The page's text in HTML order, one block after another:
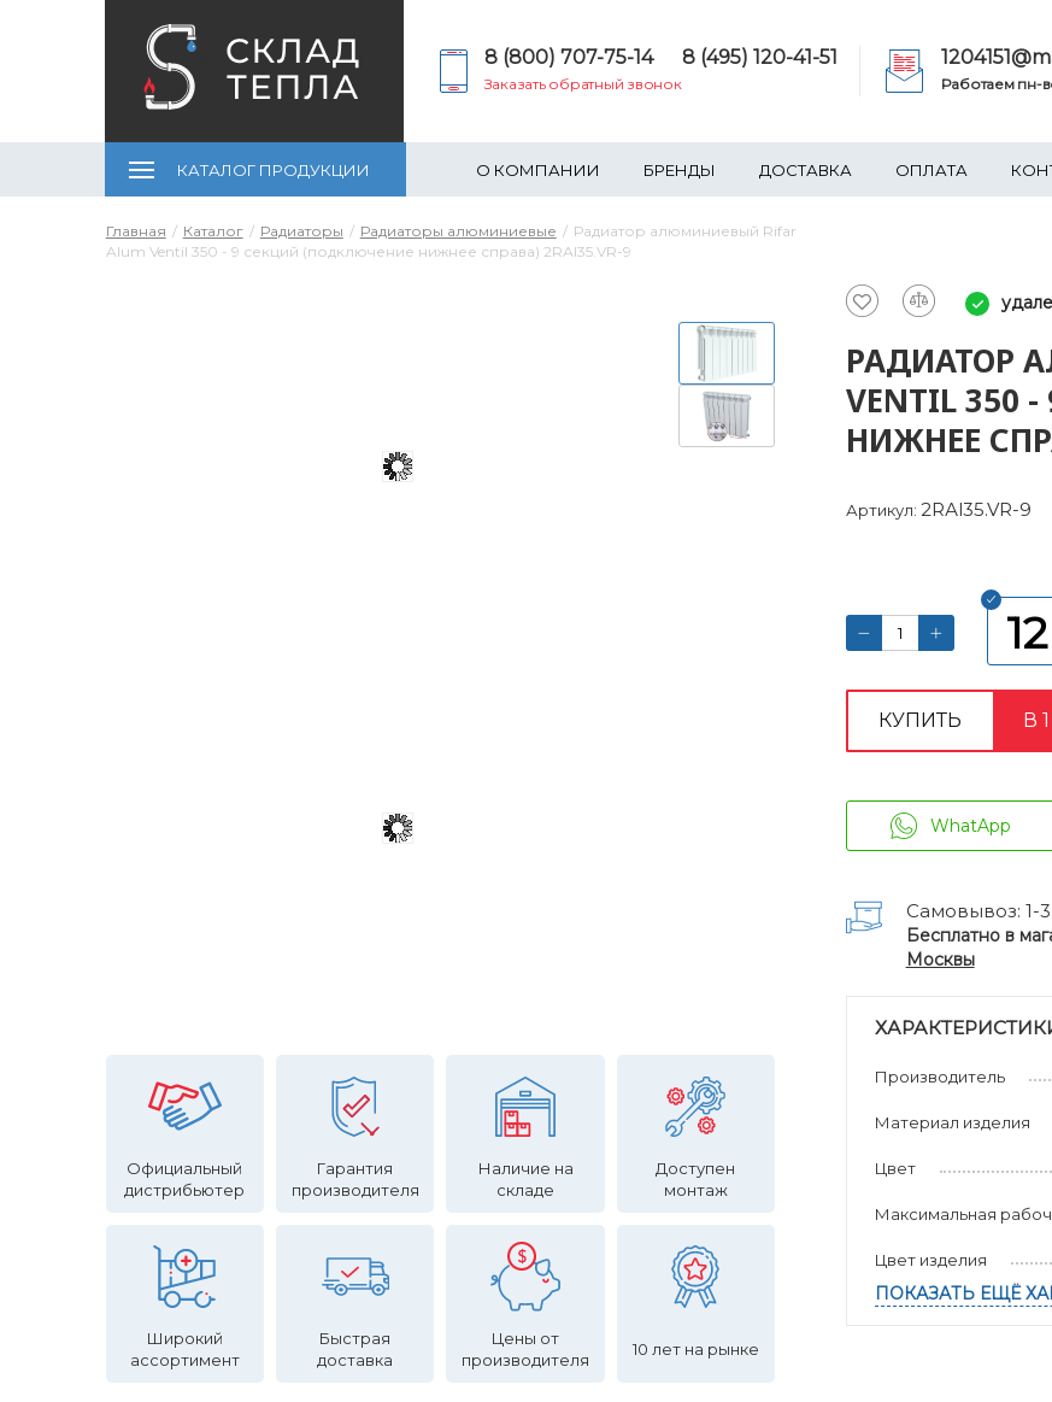
8 (800) 707-75-14 8 (495) 120-41-51
Заказать обратный звонок Работаем пн-
КАТАЛОГ ПРОДУКЦИИ О КОМПАНИИ БРЕНДЫ ДОСТАВКА ОПЛАТА
Главная Каталог Радиаторы Радиаторы алюминиевые
Радиатор алюминиевый Rifar
Alum Ventil 350 - 9 секций (подключение нижнее справа) 2RАl35.VR-9
Официальный
дистрибьютер
Гарантия
производителя
Наличие на
складе
Доступен
монтаж
Широкий
ассортимент
Быстрая
доставка
Цены от
производителя
10 лет на рынке
РАДИАТОР
VENTIL
НИЖНЕЕ
Артикул: 2RАl35.VR-9
КУПИТЬ В
WhatApp
Самовывоз: 1-
Бесплатно в
Москвы
Производитель
Материал изделия
Цвет
Максимальная
Цвет изделия
ПОКАЗАТЬ ЕЩЁ